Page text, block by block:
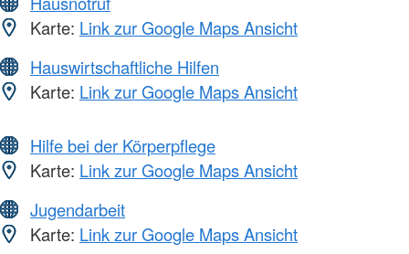
Karte: Link zur Google Maps Ansicht
Hauswirtschaftliche Hilfen
Karte: Link zur Google Maps Ansicht
Hilfe bei der Körperpflege
Karte: Link zur Google Maps Ansicht
Jugendarbeit
Karte: Link zur Google Maps Ansicht